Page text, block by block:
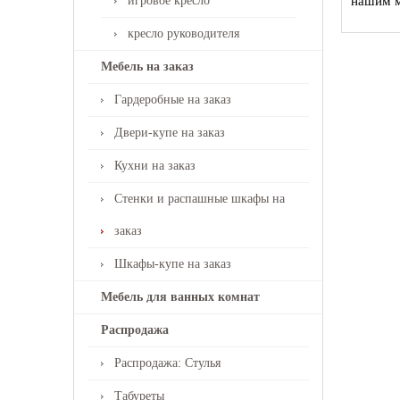
кресло руководителя
Мебель на заказ
Гардеробные на заказ
Двери-купе на заказ
Кухни на заказ
Стенки и распашные шкафы на
заказ
Шкафы-купе на заказ
Мебель для ванных комнат
Распродажа
Распродажа: Стулья
Табуреты